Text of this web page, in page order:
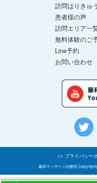
訪問はりきゅう
患者様の声
訪問エリア一
無料体験のご
Line予約
お問い合わせ
>> プライバシー
藤和マッサージ治療院